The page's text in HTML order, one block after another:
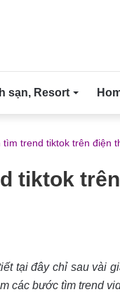
sạn, Resort
tìm trend tiktok trên điện
tiktok
tại đây chỉ sau vài
các bước tìm trend